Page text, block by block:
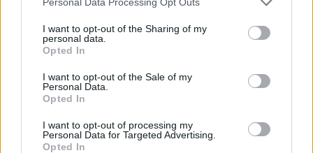
I want to opt-out of the Sharing of my
personal data.
Opted In
I want to opt-out of the Sale of my
Personal Data.
Opted In
I want to opt-out of processing my
Personal Data for Targeted Advertising.
Opted In
Les directives actuelles sur l’activité physique pour
minutes hebdomadaires d’activité aérobique
d’intensité modérée, ou un minimum de 75 minutes
d’activité aérobique de forte intensité.